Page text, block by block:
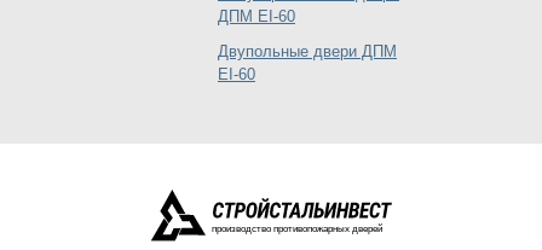
ДПМ EI-60
Двупольные двери ДПМ
EI-60
производство противопожарных дверей